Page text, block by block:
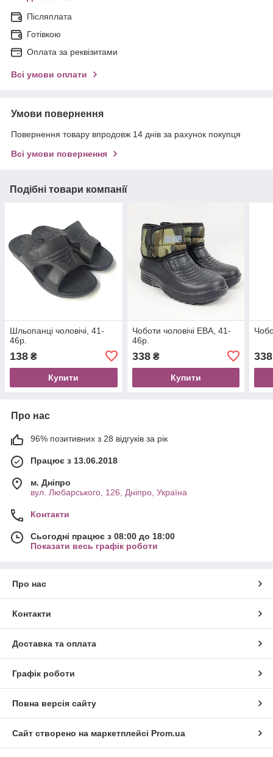
Післяплата
Готівкою
Оплата за реквізитами
Всі умови оплати
Умови повернення
Повернення товару впродовж 14 днів за рахунок покупця
Всі умови повернення
Подібні товари компанії
Шльопанці чоловічі, 41-
46р.
138 ₴
Купити
Чоботи чоловічі ЕВА, 41-
46р.
338₴
Купити
338
Про нас
96% позитивних з 28 відгуків за рік
Працює з 13.06.2018
м. Дніпро
вул. Любарського, 126, Дніпро, Україна
Контакти
Сьогодні працює з 08:00 до 18:00
Показати весь графік роботи
Про нас
Контакти
Доставка та оплата
Графік роботи
Повна версія сайту
Сайт створено на маркетплейсі Prom.ua